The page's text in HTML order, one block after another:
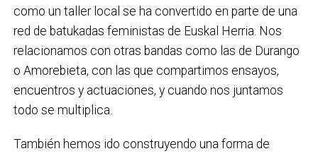
como un taller local se ha convertido en parte de una
red de batukadas feministas de Euskal Herria. Nos
relacionamos con otras bandas como las de Durango
o Amorebieta, con las que compartimos ensayos,
encuentros y actuaciones, y cuando nos juntamos
todo se multiplica.
También hemos ido construyendo una forma de